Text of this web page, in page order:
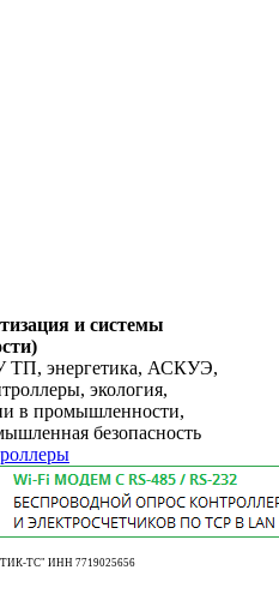
и системы
энергетика, АСКУЭ,
экология,
в промышленности,
безопасность
ТС" ИНН 7719025656